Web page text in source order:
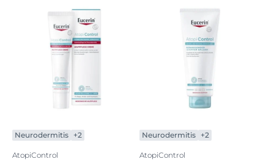
Neurodermitis +2
AtopiControl
Neurodermitis +2
AtopiControl